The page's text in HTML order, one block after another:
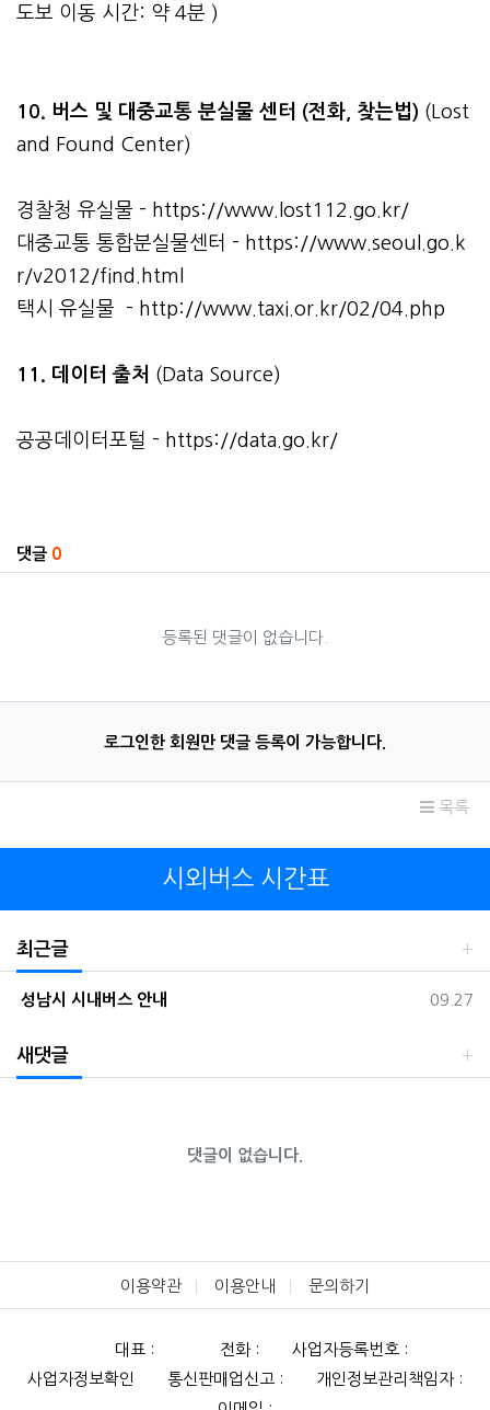
도보 이동 시간: 약 4분 )
10. 버스 및 대중교통 분실물 센터 (전화, 찾는법) (Lost
and Found Center)
경찰청 유실물 - https://www.lost112.go.kr/
대중교통 통합분실물센터 - https://www.seoul.go.k
r/v2012/find.html
택시 유실물 - http://www.taxi.or.kr/02/04.php
11. 데이터 출처 (Data Source)
공공데이터포털 - https://data.go.kr/
댓글 0
등록된 댓글이 없습니다.
로그인한 회원만 댓글 등록이 가능합니다.
목록
시외버스 시간표
최근글
등록일
09.27
성남시 시내버스 안내
새댓글
댓글이 없습니다.
이용약관 이용안내 문의하기
대표 : 전화 :
사업자등록번호 :
사업자정보확인
통신판매업신고 :
개인정보관리책임자 :